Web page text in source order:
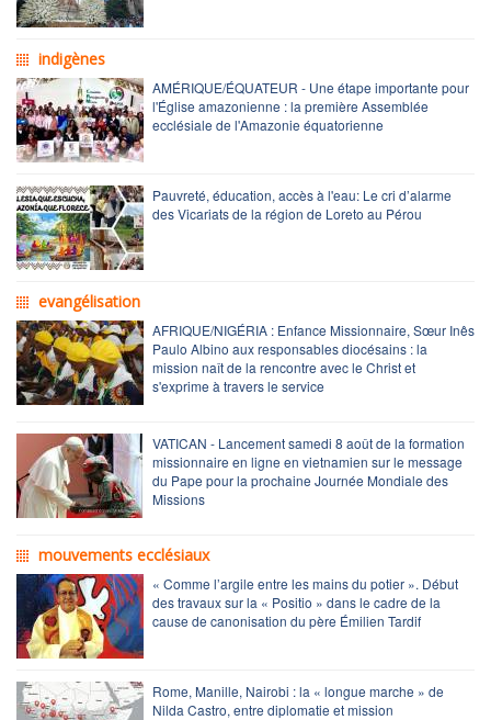
indigènes
AMÉRIQUE/ÉQUATEUR - Une étape importante pour
l'Église amazonienne : la première Assemblée
ecclésiale de l'Amazonie équatorienne
Pauvreté, éducation, accès à l'eau: Le cri d’alarme
des Vicariats de la région de Loreto au Pérou
evangélisation
AFRIQUE/NIGÉRIA : Enfance Missionnaire, Sœur Inês
Paulo Albino aux responsables diocésains : la
mission naît de la rencontre avec le Christ et
s'exprime à travers le service
VATICAN - Lancement samedi 8 août de la formation
missionnaire en ligne en vietnamien sur le message
du Pape pour la prochaine Journée Mondiale des
Missions
mouvements ecclésiaux
« Comme l’argile entre les mains du potier ». Début
des travaux sur la « Positio » dans le cadre de la
cause de canonisation du père Émilien Tardif
Rome, Manille, Nairobi : la « longue marche » de
Nilda Castro, entre diplomatie et mission